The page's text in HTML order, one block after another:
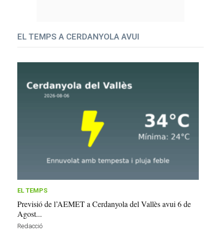
EL TEMPS A CERDANYOLA AVUI
EL TEMPS
Previsió de l’AEMET a Cerdanyola del Vallès avui 6 de
Agost...
Redacció